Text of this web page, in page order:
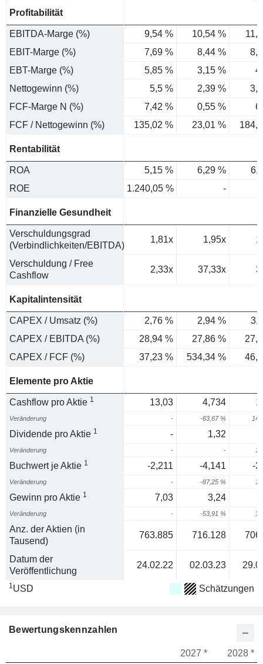
Profitabilität
EBITDA-Marge (%) 9,54 % 10,54 %
EBIT-Marge (%)
7,69 % 8,44 %
EBT-Marge (%)
5,85 % 3,15 %
Nettogewinn (%)
5,5 % 2,39 %
FCF-Marge N (%)
7,42 % 0,55 %
FCF / Nettogewinn (%)
135,02 % 23,01 %
Rentabilität
ROA 5,15 % 6,29 %
ROE
1.240,05 % -
Finanzielle Gesundheit
Verschuldungsgrad
(Verbindlichkeiten/EBITDA)
1,81x 1,95x
Verschuldung / Free
Cashflow
2,33x 37,33x
Kapitalintensität
CAPEX / Umsatz (%) 2,76 % 2,94 %
CAPEX / EBITDA (%)
28,94 % 27,86 %
CAPEX / FCF (%)
37,23 % 534,34 %
Elemente pro Aktie
Cashflow pro Aktie 1 13,03 4,734
Veränderung - -63,67 %
Dividende pro Aktie 1 - 1,32
Veränderung - -
Buchwert je Aktie 1 -2,211 -4,141 -
Veränderung - -87,25 %
Gewinn pro Aktie 1 7,03 3,24
Veränderung - -53,91 %
Anz. der Aktien (in
Tausend)
763.885 716.128
Datum der
Veröffentlichung
24.02.22 02.03.23
1USD Schätzungen
Bewertungskennzahlen
2027 * 2028 *